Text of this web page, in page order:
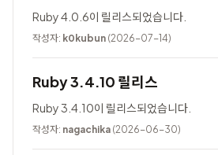
Ruby 4.0.6이 릴리스되었습니다.
작성자: k0kubun (2026-07-14)
Ruby 3.4.10 릴리스
Ruby 3.4.10이 릴리스되었습니다.
작성자: nagachika (2026-06-30)